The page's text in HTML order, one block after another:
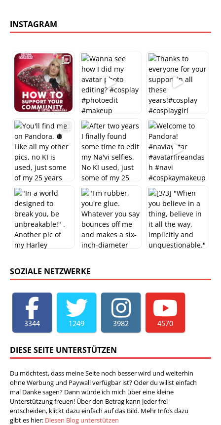
INSTAGRAM
SOZIALE NETZWERKE
3344 1249 3982 4570
DIESE SEITE UNTERSTÜTZEN
Du möchtest, dass meine Seite noch besser wird und weiterhin
ohne Werbung und Paywall verfügbar ist? Oder du willst einfach
mal Danke sagen? Dann würde ich mich über eine kleine
Unterstützung freuen! Über den Betrag kann jeder frei
entscheiden, klickt dazu einfach auf das Bild. Mehr Infos dazu
gibt es hier: Diesen Blog unterstützen